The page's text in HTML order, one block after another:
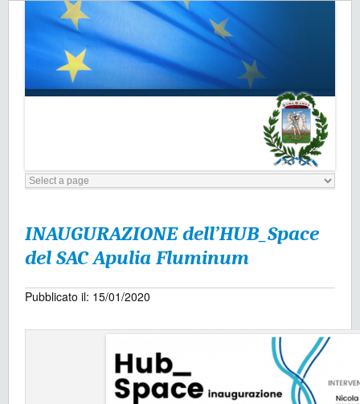
INAUGURAZIONE dell’HUB_Space
del SAC Apulia Fluminum
Pubblicato il: 15/01/2020